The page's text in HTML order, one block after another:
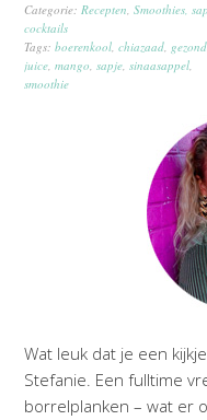
Categorie:Recepten,Smoothies,
cocktails
Tags:boerenkool,chiazaad, gezond
juice,mango,sapje,sinaasappel,
smoothie
Wat leuk dat je een
Stefanie. Een fulltime
borrelplanken – wat er